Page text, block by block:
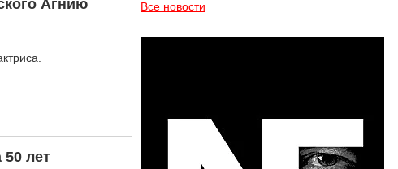
Агнию
лет
Все новости